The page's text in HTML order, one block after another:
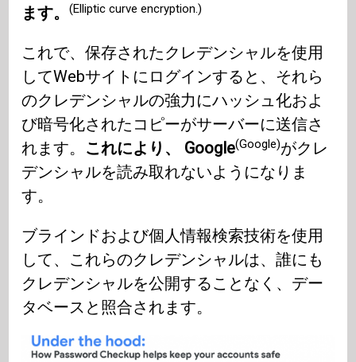
ます。(Elliptic curve encryption.)
これで、保存されたクレデンシャルを使用
してWebサイトにログインすると、それら
のクレデンシャルの強力にハッシュ化およ
び暗号化されたコピーがサーバーに送信さ
れます。 これにより、 Google(Google)がクレ
デンシャルを読み取れないようになりま
す。
ブラインドおよび個人情報検索技術を使用
して、これらのクレデンシャルは、誰にも
クレデンシャルを公開することなく、デー
タベースと照合されます。